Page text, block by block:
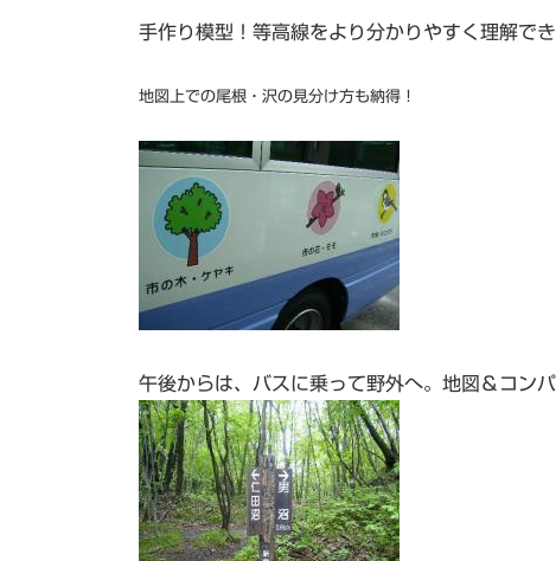
手作り模型！等高線をより分かりやすく理解で
地図上での尾根・沢の見分け方も納得！
午後からは、バスに乗って野外へ。地図＆コン